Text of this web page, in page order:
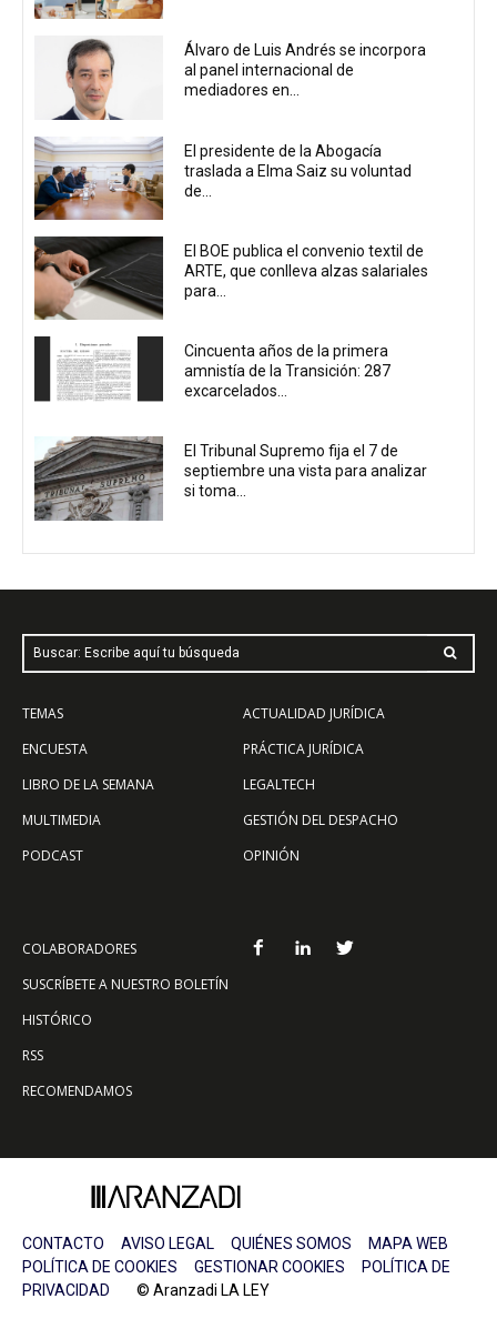
Álvaro de Luis Andrés se incorpora
al panel internacional de
mediadores en...
El presidente de la Abogacía
traslada a Elma Saiz su voluntad
de...
El BOE publica el convenio textil de
ARTE, que conlleva alzas salariales
para...
Cincuenta años de la primera
amnistía de la Transición: 287
excarcelados...
El Tribunal Supremo fija el 7 de
septiembre una vista para analizar
si toma...
Buscar: Escribe aquí tu búsqueda
TEMAS
ENCUESTA
LIBRO DE LA SEMANA
MULTIMEDIA
PODCAST
ACTUALIDAD JURÍDICA
PRÁCTICA JURÍDICA
LEGALTECH
GESTIÓN DEL DESPACHO
OPINIÓN
COLABORADORES
SUSCRÍBETE A NUESTRO BOLETÍN
HISTÓRICO
RSS
RECOMENDAMOS
CONTACTO AVISO LEGAL QUIÉNES SOMOS
MAPA WEB
POLÍTICA DE COOKIES
GESTIONAR COOKIES
POLÍTICA DE
PRIVACIDAD © Aranzadi LA LEY